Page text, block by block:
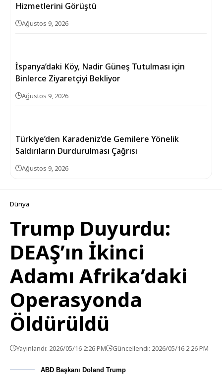
Hizmetlerini Görüştü
Ağustos 9, 2026
İspanya’daki Köy, Nadir Güneş Tutulması için
Binlerce Ziyaretçiyi Bekliyor
Ağustos 9, 2026
Türkiye’den Karadeniz’de Gemilere Yönelik
Saldırıların Durdurulması Çağrısı
Ağustos 9, 2026
Dünya
Trump Duyurdu:
DEAŞ’ın İkinci
Adamı Afrika’daki
Operasyonda
Öldürüldü
Yayınlandı: 2026/05/16 2:26 PM Güncellendi: 2026/05/16 2:26 PM
ABD Başkanı Doland Trump